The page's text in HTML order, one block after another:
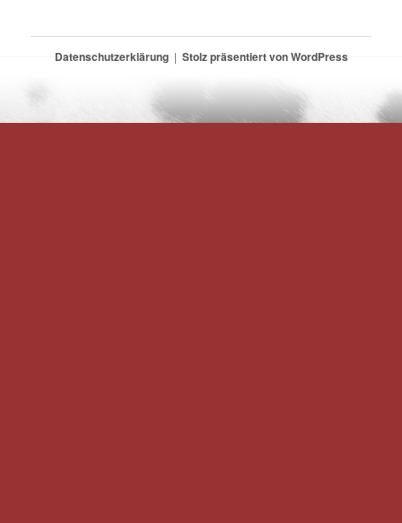
Datenschutzerklärung Stolz präsentiert von WordPress